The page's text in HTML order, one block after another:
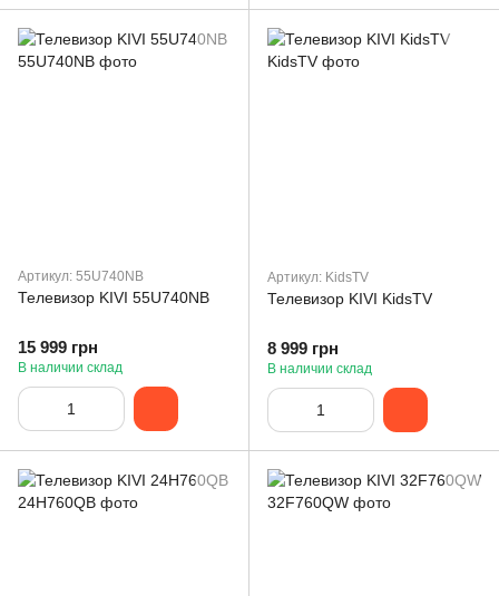
Артикул: 55U740NB
Телевизор KIVI 55U740NB
15 999 грн
В наличии склад
Артикул: KidsTV
Телевизор KIVI KidsTV
8 999 грн
В наличии склад